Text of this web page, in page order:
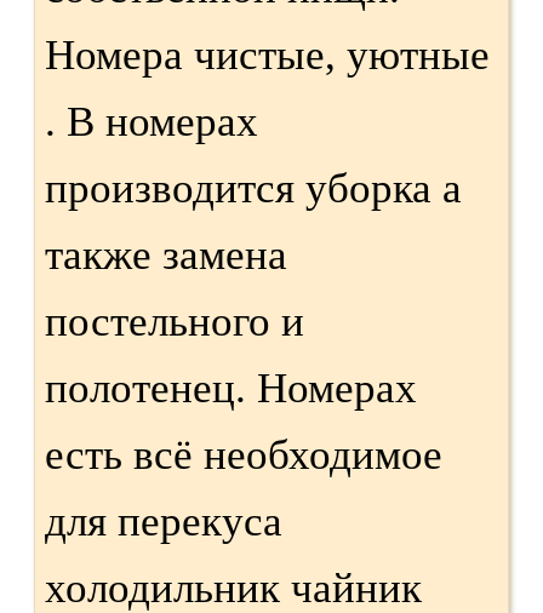
Номера чистые, уютные
. В номерах
производится уборка а
также замена
постельного и
полотенец. Номерах
есть всё необходимое
для перекуса
холодильник чайник